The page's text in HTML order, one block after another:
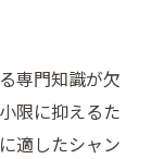
専門知識が欠
限に抑えるた
適したシャン